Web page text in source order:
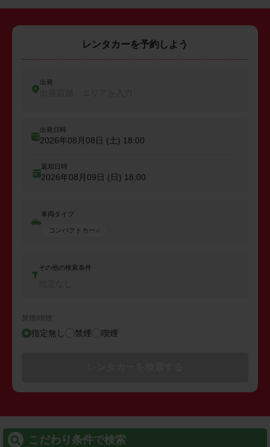
レンタカーを予約しよう
出発
出発日時
2026年08月08日 (土) 18:00
返却日時
2026年08月09日 (日) 18:00
車両タイプ
コンパクトカー
その他の検索条件
禁煙/喫煙
指定無し 禁煙 喫煙
こだわり条件で検索